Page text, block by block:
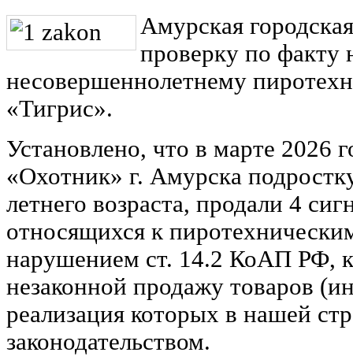
Амурская
проверку по факту
несовершеннолетнему
«Тигрис».
Установлено, что в марте 2026
«Охотник» г. Амурска
летнего возраста, продали 4
относящихся к
нарушением ст. 14.2 КоАП РФ,
незаконной продажу товаров
реализация которых в нашей
законодательством.